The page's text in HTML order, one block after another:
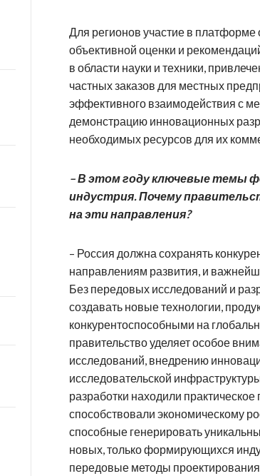
Для регионов участие в платформе
объективной оценки и
в области науки и техники,
частных заказов для местных
эффективного взаимодействия с
демонстрацию инновационных
необходимых ресурсов для их
– В этом году ключевые темы
индустрия. Почему
на эти направления?
– Россия должна сохранять
направлениям развития, и
Без передовых исследований и
создавать новые технологии,
конкурентоспособными на
правительство уделяет особое
исследований, внедрению
исследовательской
разработки находили
способствовали экономическому
способные генерировать
новых, только формирующихся
передовые методы